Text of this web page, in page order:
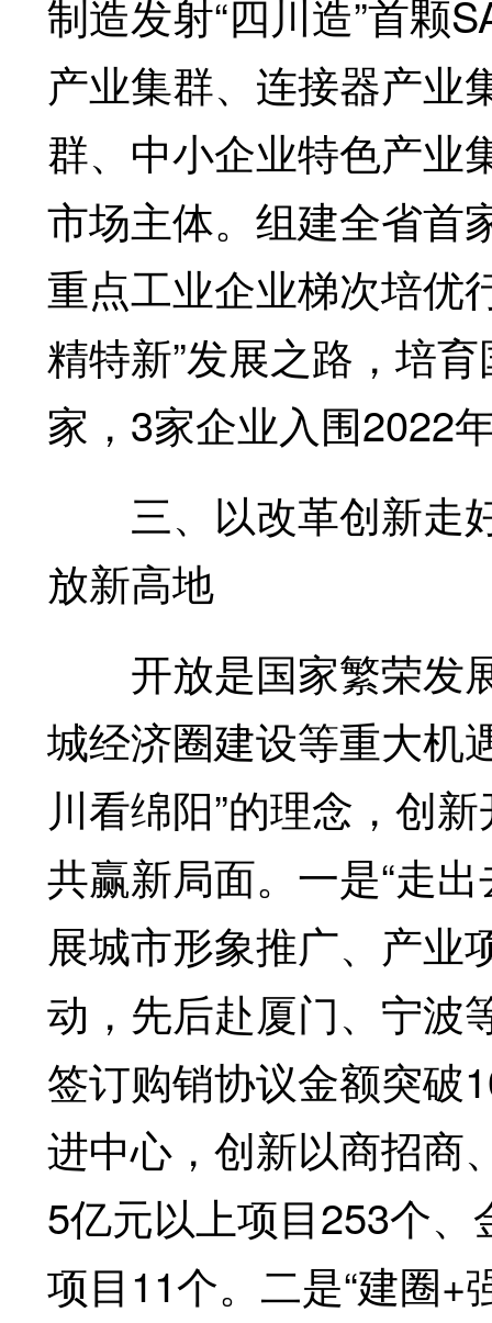
制造发射“四川造”首颗
产业集群、连接器产业
群、中小企业特色产业
市场主体。组建全省首
重点工业企业梯次培优
精特新”发展之路，培
家，3家企业入围2022
三、以改革创新走
放新高地
开放是国家繁荣发
城经济圈建设等重大机
川看绵阳”的理念，创
共赢新局面。一是“走
展城市形象推广、产业
动，先后赴厦门、宁波
签订购销协议金额突破
进中心，创新以商招商
5亿元以上项目253个
项目11个。二是“建圈+